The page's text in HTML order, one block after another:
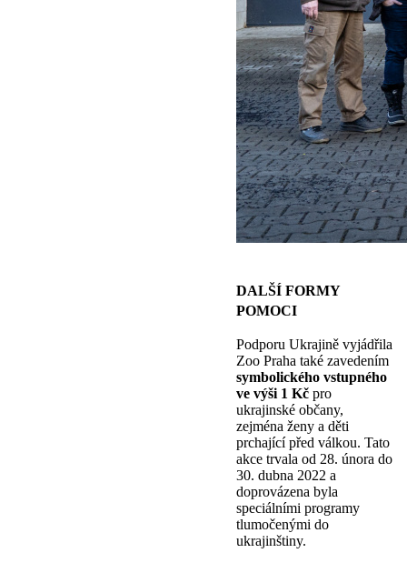
DALŠÍ FORMY
POMOCI
Podporu Ukrajině vyjádřila
Zoo Praha také zavedením
symbolického vstupného
ve výši 1 Kč pro
ukrajinské občany,
zejména ženy a děti
prchající před válkou. Tato
akce trvala od 28. února do
30. dubna 2022 a
doprovázena byla
speciálními programy
tlumočenými do
ukrajinštiny.